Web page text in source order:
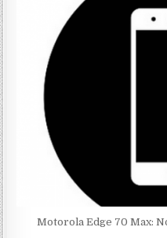
Motorola Edge 70 Max: